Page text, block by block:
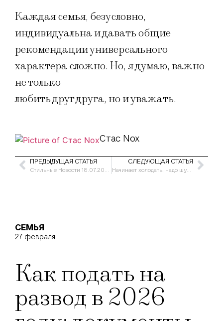
Каждая семья, безусловно,
индивидуальна и давать общие
рекомендации универсального
характера сложно. Но, я думаю, важно
не только
любить друг друга, но и уважать.
Стас Nox
ПРЕДЫДУЩАЯ СТАТЬЯ
Стильные Новости 18.07.2002
СЛЕДУЮЩАЯ СТАТЬЯ
Начинает холодать, надо шубу надевать
СЕМЬЯ
27 февраля
Как подать на
развод в 2026